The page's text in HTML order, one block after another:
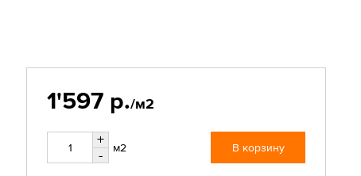
1'597 р./м2
+
-
м2 В корзину